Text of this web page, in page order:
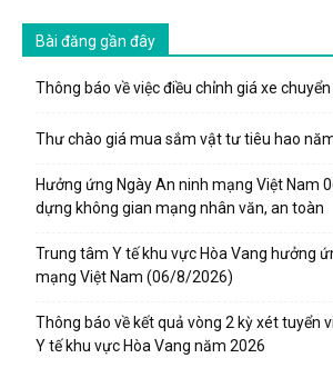
Bài đăng gần đây
Thông báo về việc điều chỉnh giá xe chuyển
Thư chào giá mua sắm vật tư tiêu hao
Hưởng ứng Ngày An ninh mạng Việt Nam
dựng không gian mạng nhân văn, an toàn
Trung tâm Y tế khu vực Hòa Vang hưởng
mạng Việt Nam (06/8/2026)
Thông báo về kết quả vòng 2 kỳ xét tuyển
Y tế khu vực Hòa Vang năm 2026